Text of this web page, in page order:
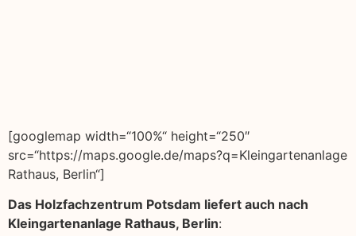
[googlemap width=“100%“ height=“250″
src=“https://maps.google.de/maps?q=Kleingartenanlage
Rathaus, Berlin“]
Das Holzfachzentrum Potsdam liefert auch nach
Kleingartenanlage Rathaus, Berlin: